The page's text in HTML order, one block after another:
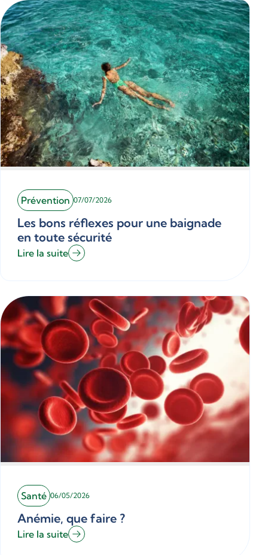
Prévention 07/07/2026
Les bons réflexes pour une baignade
en toute sécurité
Lire la suite
Santé 06/05/2026
Anémie, que faire ?
Lire la suite